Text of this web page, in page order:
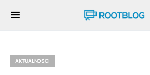
AKTUALNOŚCI